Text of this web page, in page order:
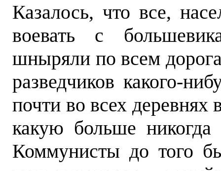
Казалось, что все,
воевать с
шныряли по всем
разведчиков какого-
почти во всех деревнях
какую больше
Коммунисты до того